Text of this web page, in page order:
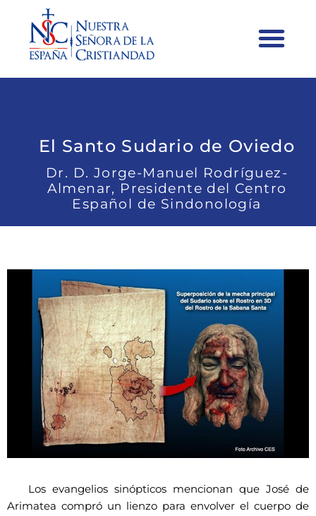
El Santo Sudario de Oviedo
Dr. D. Jorge-Manuel Rodríguez-
Almenar, Presidente del Centro
Español de Sindonología
Los evangelios sinópticos mencionan que José de
Arimatea compró un lienzo para envolver el cuerpo de